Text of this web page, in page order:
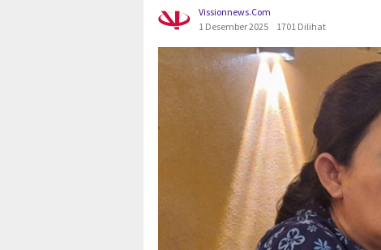
Vissionnews.com
1 Desember 2025
1701 Dilihat